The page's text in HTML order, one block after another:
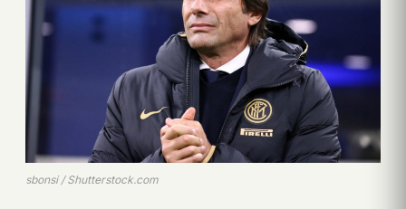
sbonsi / Shutterstock.com